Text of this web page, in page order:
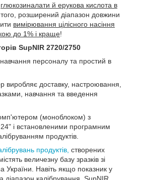
глюкозиналати й ерукова кислота в
розширений діапазон довжини
вимірювання цілісного насіння
до 1% і краще!
SupNIR 2720/2750
персоналу та простий в
виробляє доставку, настроювання,
навчання та введення
(моноблоком) з
і встановленими програмним
продуктів.
продуктів, створених
величезну базу зразків зі
України. Навіть якщо показник у
діапазон калібрування, SupNIR